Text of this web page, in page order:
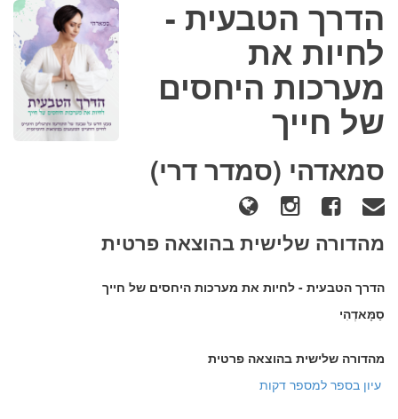
הדרך הטבעית -
לחיות את
מערכות היחסים
של חייך
סמאדהי (סמדר דרי)
מהדורה שלישית בהוצאה פרטית
הדרך הטבעית - לחיות את מערכות היחסים של חייך
סַמָּאדְהִי
מהדורה שלישית בהוצאה פרטית
עיון בספר למספר דקות